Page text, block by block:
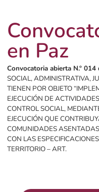
en Paz
Convocatoria abierta N.º 014
SOCIAL, ADMINISTRATIVA,
TIENEN POR OBJETO
EJECUCIÓN DE
CONTROL SOCIAL,
EJECUCIÓN QUE
COMUNIDADES
CON LAS
TERRITORIO – ART.